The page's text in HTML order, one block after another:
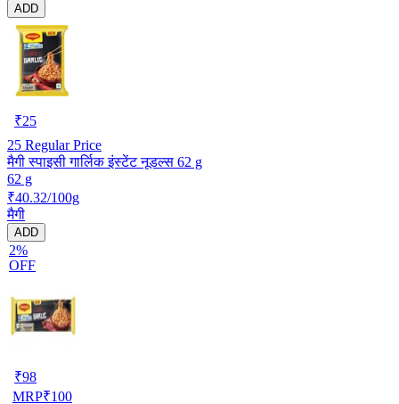
ADD
₹25
25 Regular Price
मैगी स्पाइसी गार्लिक इंस्टेंट नूडल्स 62 g
62 g
₹40.32/100g
मैगी
ADD
2%
OFF
₹98
MRP₹100